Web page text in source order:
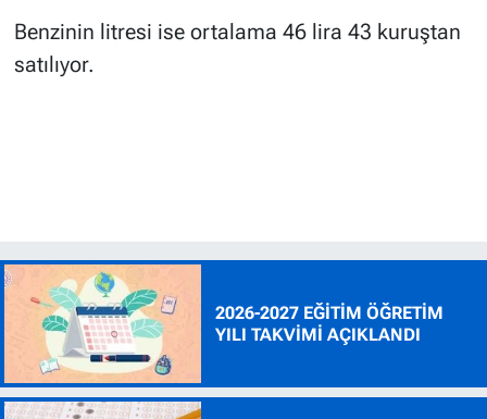
Benzinin litresi ise ortalama 46 lira 43 kuruştan
satılıyor.
2026-2027 EĞİTİM ÖĞRETİM
YILI TAKVİMİ AÇIKLANDI